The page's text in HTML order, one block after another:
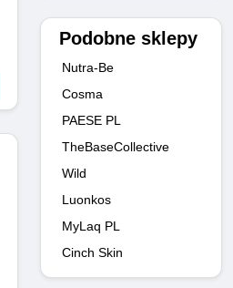
Podobne sklepy
Nutra-Be
Cosma
PAESE PL
TheBaseCollective
Wild
Luonkos
MyLaq PL
Cinch Skin